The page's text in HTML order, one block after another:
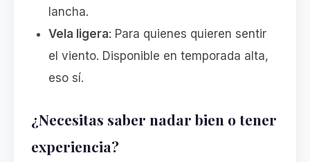
lancha.
Vela ligera: Para quienes quieren sentir
el viento. Disponible en temporada alta,
eso sí.
¿Necesitas saber nadar bien o tener
experiencia?